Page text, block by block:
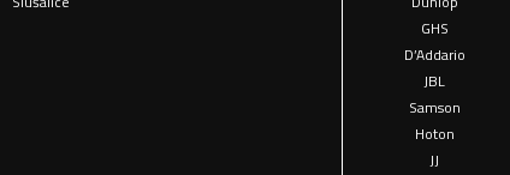
GHS
D’Addario
JBL
Samson
Hoton
JJ